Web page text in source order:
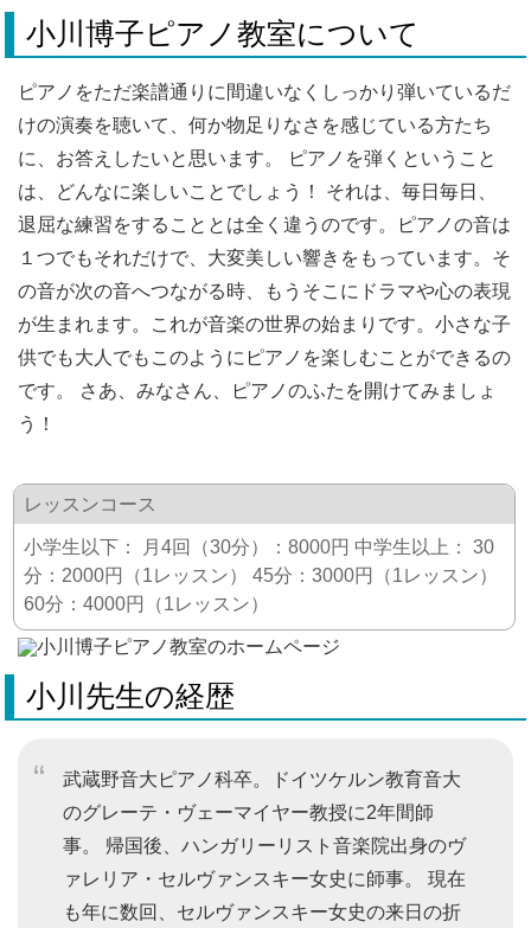
小川博子ピアノ教室について
ピアノをただ楽譜通りに間違いなくしっかり弾いているだ
けの演奏を聴いて、何か物足りなさを感じている方たち
に、お答えしたいと思います。 ピアノを弾くということ
は、どんなに楽しいことでしょう！ それは、毎日毎日、
退屈な練習をすることとは全く違うのです。ピアノの音は
１つでもそれだけで、大変美しい響きをもっています。そ
の音が次の音へつながる時、もうそこにドラマや心の表現
が生まれます。これが音楽の世界の始まりです。小さな子
供でも大人でもこのようにピアノを楽しむことができるの
です。 さあ、みなさん、ピアノのふたを開けてみましょ
う！
レッスンコース
小学生以下： 月4回（30分）：8000円 中学生以上： 30
分：2000円（1レッスン） 45分：3000円（1レッスン）
60分：4000円（1レッスン）
小川先生の経歴
武蔵野音大ピアノ科卒。ドイツケルン教育音大
のグレーテ・ヴェーマイヤー教授に2年間師
事。 帰国後、ハンガリーリスト音楽院出身のヴ
ァレリア・セルヴァンスキー女史に師事。 現在
も年に数回、セルヴァンスキー女史の来日の折